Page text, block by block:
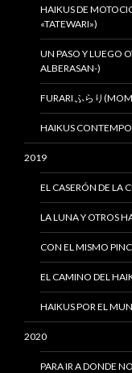
HAIKUS DE
«TATEWARI»)
UN PASO Y LUEGO
ALBERASAN-)
FURARI ふらり
HAIKUS
2019
EL CASERÓN DE LA
LA LUNA Y OTROS
CON EL MISMO
EL CAMINO DEL
HAIKUS POR EL
2020
PARA IR A DONDE